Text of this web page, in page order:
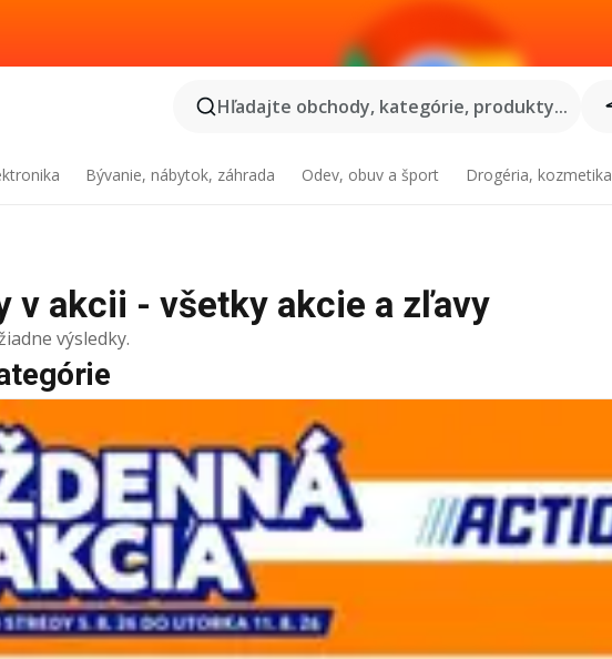
Hľadajte obchody, kategórie, produkty...
Bývanie, nábytok, záhrada Odev, obuv a šport Drogéria, kozmetika
v akcii - všetky akcie a zľavy
výsledky.